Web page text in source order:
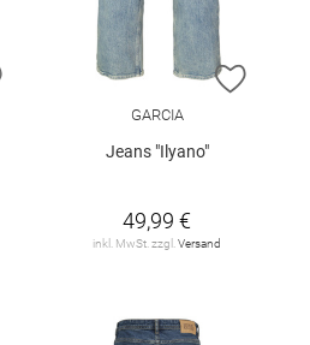
ZUR WUNSCHLISTE HINZUFÜGEN
ZUR
GARCIA
Jeans "Ilyano"
49,99 €
inkl. MwSt. zzgl.Versand